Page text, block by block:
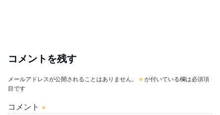
コメントを残す
メールアドレスが公開されることはありません。 ※ が付いている欄は必須項
目です
コメント ※